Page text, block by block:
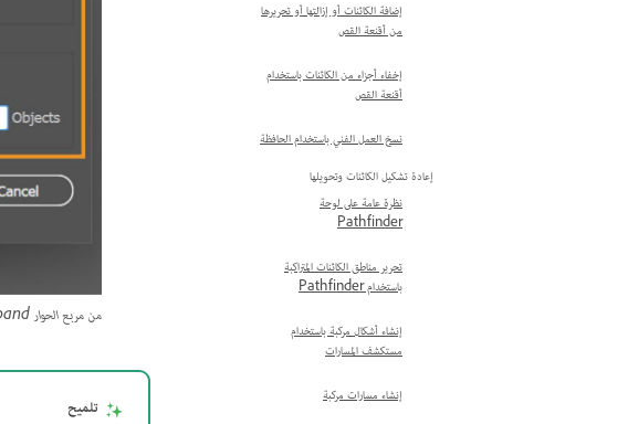
إضافة الكائنات أو إزالتها أو تحريرها
من أقنعة القص
إخفاء أجزاء من الكائنات باستخدام
أقنعة القص
نسخ العمل الفني باستخدام الحافظة
إعادة تشكيل الكائنات وتحويلها
نظرة عامة على لوحة
Pathfinder
تحرير مناطق الكائنات المتراكبة
باستخدام Pathfinder
إنشاء أشكال مركبة باستخدام
مستكشف المسارات
إنشاء مسارات مركبة
من مربع الحوار Expand، قم بإدخال قيم تفاوت الألوان بين نقاط التوقف اللونية.
تلميح